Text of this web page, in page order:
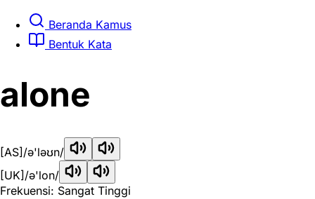
Beranda Kamus
Bentuk Kata
alone
[AS] /ə'ləʊn/
[UK] /ə'lon/
Frekuensi: Sangat Tinggi